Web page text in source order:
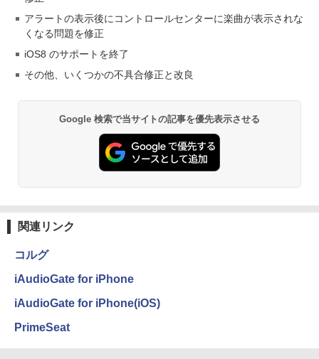
アラートの表示後にコントロールセンターに楽曲が表示されな
くなる問題を修正
iOS8 のサポートを終了
その他、いくつかの不具合修正と改良
Google 検索で当サイトの記事を優先表示させる
関連リンク
コルグ
iAudioGate for iPhone
iAudioGate for iPhone(iOS)
PrimeSeat